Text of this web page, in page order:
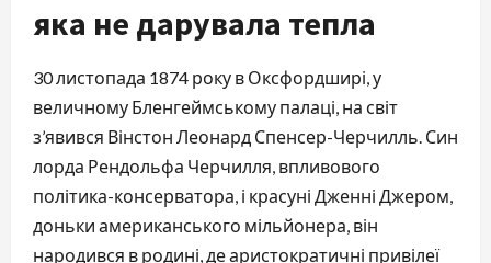
яка не дарувала тепла
30 листопада 1874 року в Оксфордширі, у
величному Бленгеймському палаці, на світ
з’явився Вінстон Леонард Спенсер-Черчилль. Син
лорда Рендольфа Черчилля, впливового
політика-консерватора, і красуні Дженні Джером,
доньки американського мільйонера, він
народився в родині, де аристократичні привілеї